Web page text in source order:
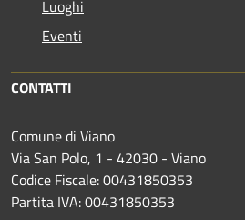
Luoghi
Eventi
CONTATTI
Comune di Viano
Via San Polo, 1 - 42030 - Viano
Codice Fiscale: 00431850353
Partita IVA: 00431850353